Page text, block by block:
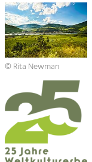
Projects
Kirchen am Fluss
Impressum
Kontakt
Managing and
Landscape.
Tourism
Offer
Art &
Crafts, Science
© Rita Newman